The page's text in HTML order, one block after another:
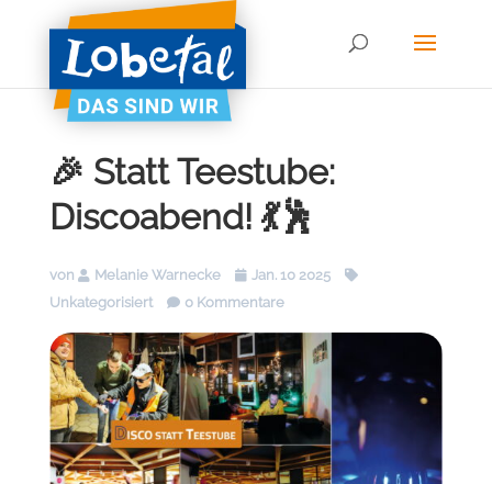
🎉 Statt Teestube:
Discoabend! 💃🕺
von Melanie Warnecke
Jan. 10 2025
Unkategorisiert
0 Kommentare